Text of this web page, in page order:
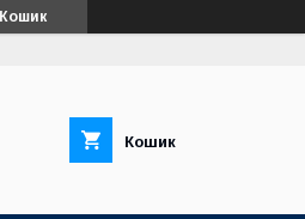
Кошик
Кошик